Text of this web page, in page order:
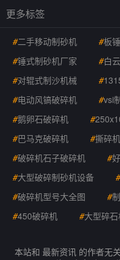
更多标签
#二手移动制砂机 #板
#锤式制砂机厂家 #白
#对辊式制沙机械 #
#电动风镐破碎机 #vsi
#鹅卵石破碎机 #
#巴马克破碎机 #撕碎
#破碎机石子破碎机 #
#大型破碎制砂机设备 #
#破碎机型号大全图 #
#450破碎机 #大型碎
本站和 最新资讯 的作者无